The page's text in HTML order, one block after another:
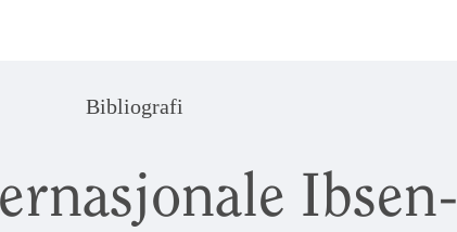
Bibliografi
Ibsen-